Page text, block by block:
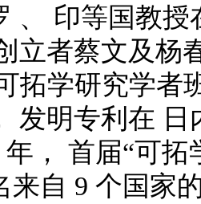
、 印等国教
立者蔡文及杨
拓学研究学者
发明专利在
年， 首届“可
来自 9 个国家